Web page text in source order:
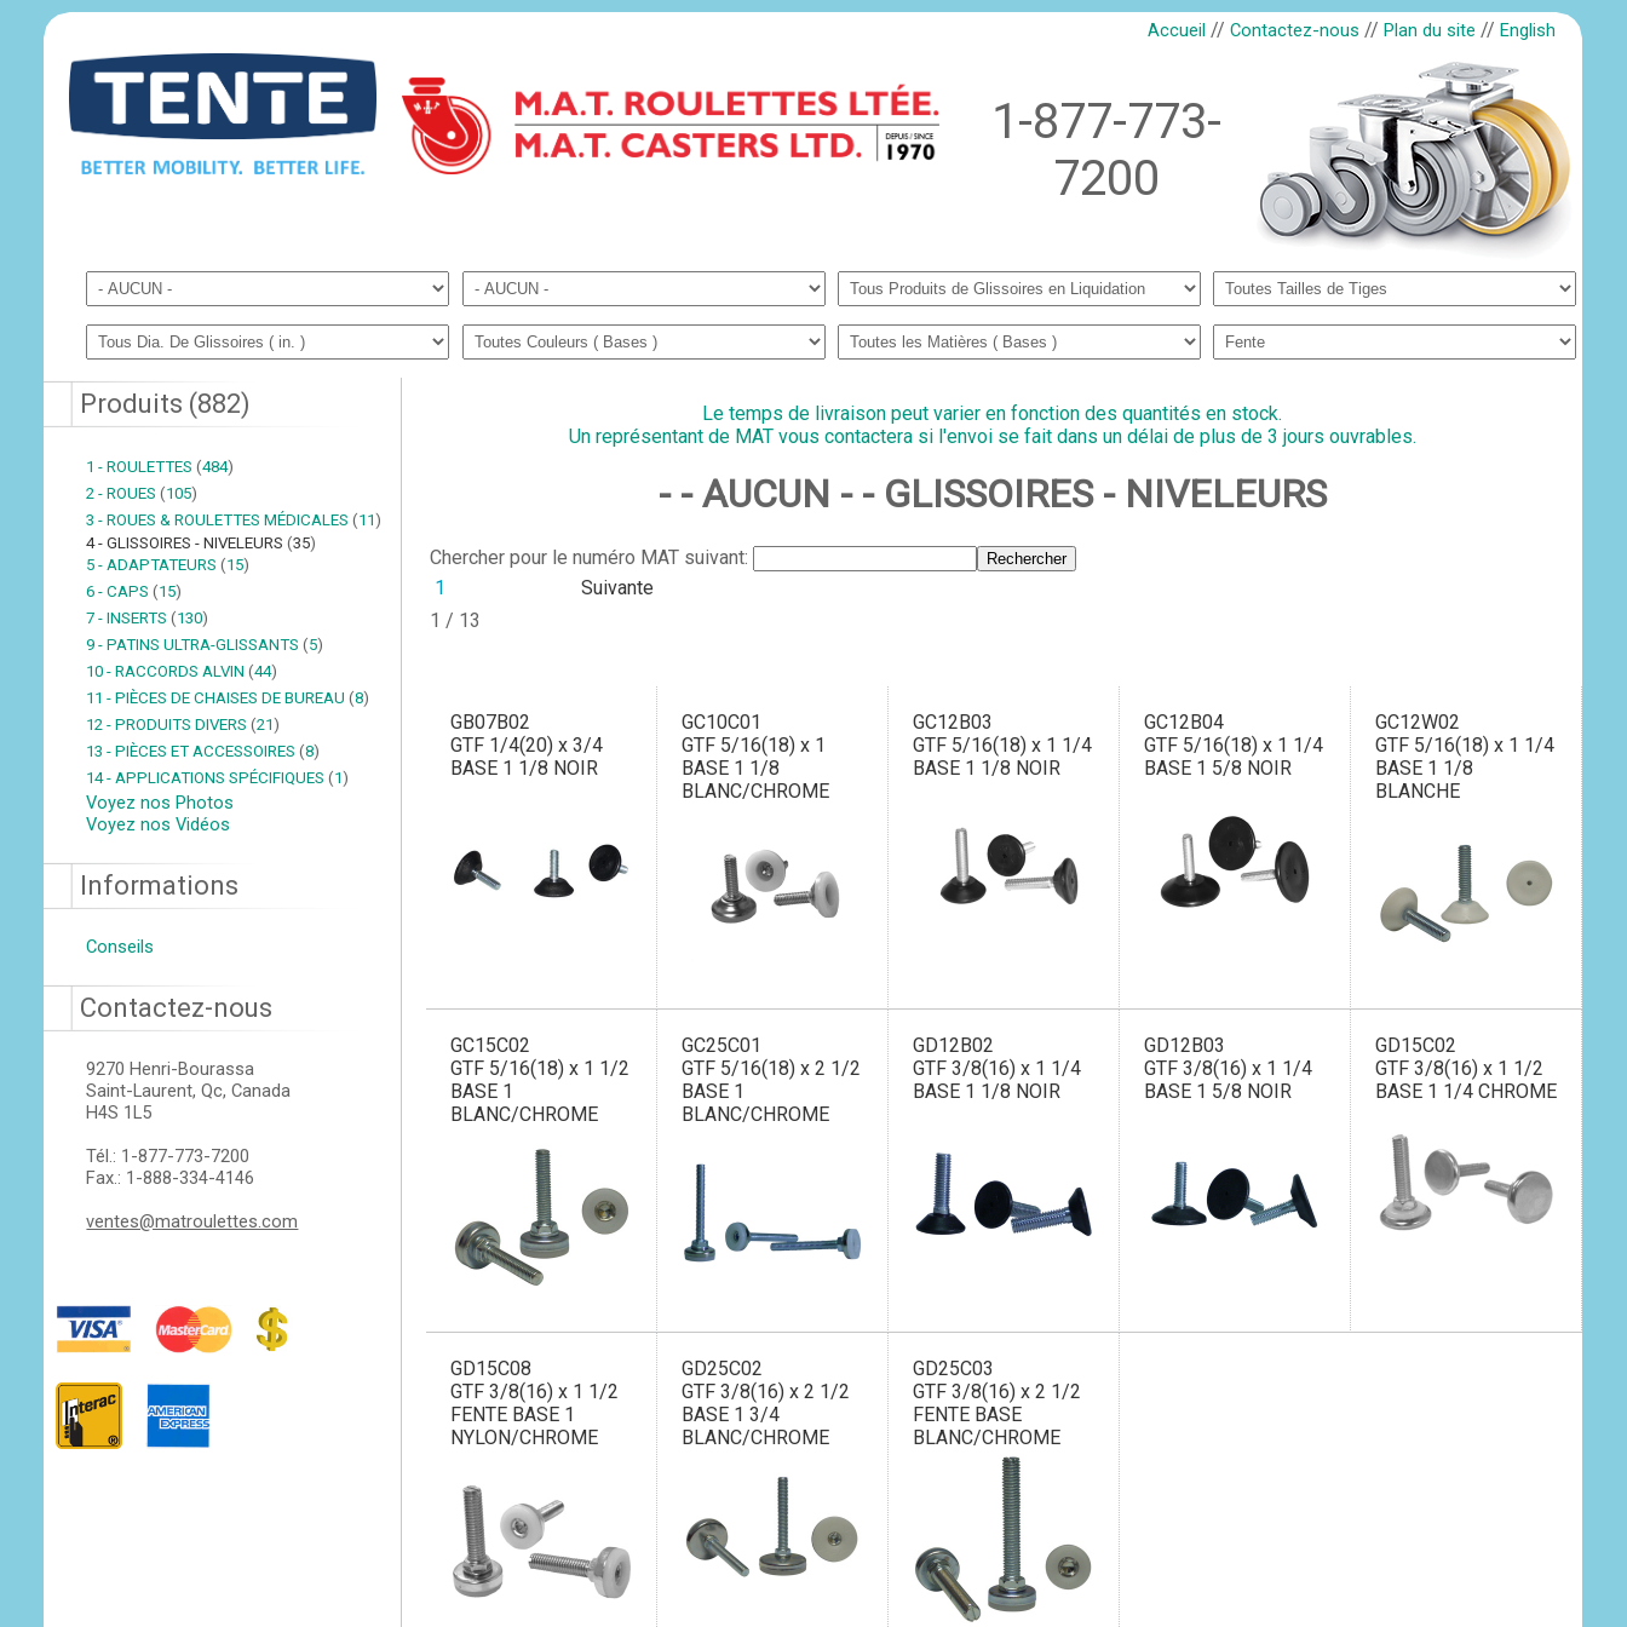
Accueil //Contactez-nous //Plan du site //English
1-877-773-
7200
Produits (882)
1 - ROULETTES(484)
2 - ROUES(105)
3 - ROUES & ROULETTES MÉDICALES(11)
4 - GLISSOIRES - NIVELEURS(35)
5 - ADAPTATEURS(15)
6 - CAPS(15)
7 - INSERTS(130)
9 - PATINS ULTRA-GLISSANTS(5)
10 - RACCORDS ALVIN(44)
11 - PIÈCES DE CHAISES DE BUREAU(8)
12 - PRODUITS DIVERS(21)
13 - PIÈCES ET ACCESSOIRES(8)
14 - APPLICATIONS SPÉCIFIQUES(1)
Voyez nos Photos
Voyez nos Vidéos
Informations
Conseils
Contactez-nous
9270 Henri-Bourassa
Saint-Laurent, Qc, Canada
H4S 1L5
Tél.: 1-877-773-7200
Fax.: 1-888-334-4146
ventes@matroulettes.com
Le temps de livraison peut varier en fonction des quantités en stock.
Un représentant de MAT vous contactera si l'envoi se fait dans un délai de plus de 3 jours ouvrables.
- - AUCUN - - GLISSOIRES - NIVELEURS
Chercher pour le numéro MAT suivant:
1
Suivante
1 / 13
GB07B02
GTF 1/4(20) x 3/4
BASE 1 1/8 NOIR
GC10C01
GTF 5/16(18) x 1
BASE 1 1/8
BLANC/CHROME
GC12B03
GTF 5/16(18) x 1 1/4
BASE 1 1/8 NOIR
GC12B04
GTF 5/16(18) x 1 1/4
BASE 1 5/8 NOIR
GC12W02
GTF 5/16(18) x 1 1/4
BASE 1 1/8
BLANCHE
GC15C02
GTF 5/16(18) x 1 1/2
BASE 1
BLANC/CHROME
GC25C01
GTF 5/16(18) x 2 1/2
BASE 1
BLANC/CHROME
GD12B02
GTF 3/8(16) x 1 1/4
BASE 1 1/8 NOIR
GD12B03
GTF 3/8(16) x 1 1/4
BASE 1 5/8 NOIR
GD15C02
GTF 3/8(16) x 1 1/2
BASE 1 1/4 CHROME
GD15C08
GTF 3/8(16) x 1 1/2
FENTE BASE 1
NYLON/CHROME
GD25C02
GTF 3/8(16) x 2 1/2
BASE 1 3/4
BLANC/CHROME
GD25C03
GTF 3/8(16) x 2 1/2
FENTE BASE
BLANC/CHROME